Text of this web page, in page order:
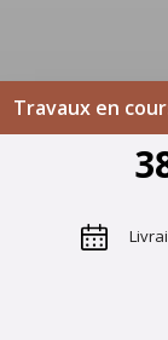
Travaux en